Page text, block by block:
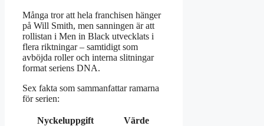
Många tror att hela franchisen hänger
på Will Smith, men sanningen är att
rollistan i Men in Black utvecklats i
flera riktningar – samtidigt som
avböjda roller och interna slitningar
format seriens DNA.
Sex fakta som sammanfattar ramarna
för serien:
Nyckeluppgift
Värde